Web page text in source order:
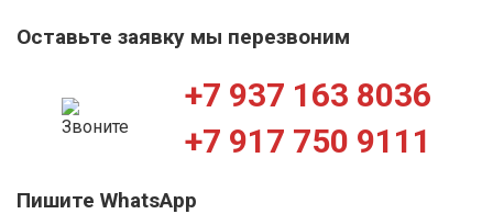
Оставьте заявку мы перезвоним
+7 937 163 8036
+7 917 750 9111
Пишите WhatsApp